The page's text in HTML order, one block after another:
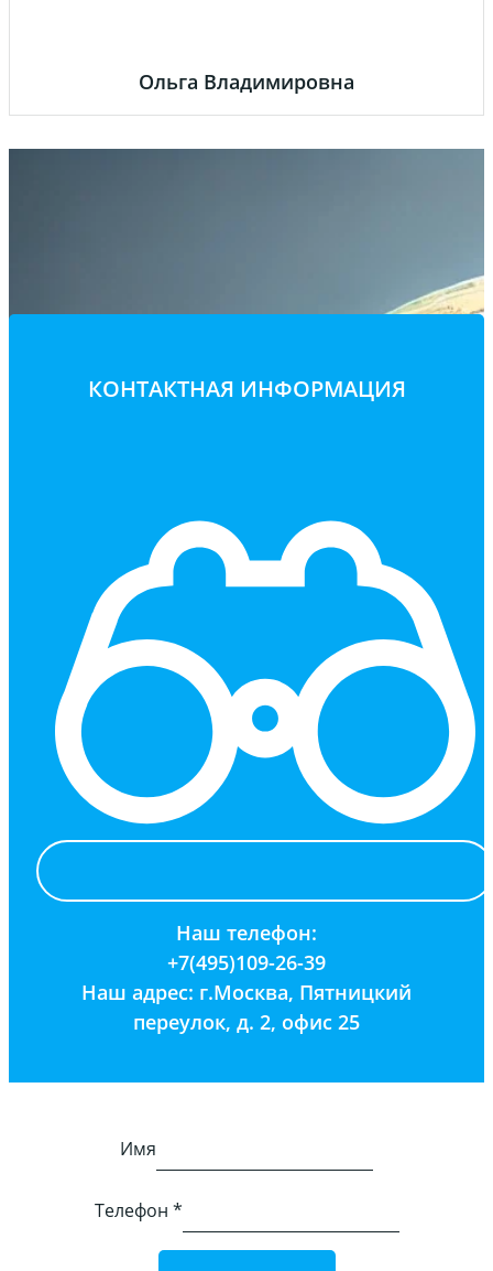
Ольга Владимировна
КОНТАКТНАЯ ИНФОРМАЦИЯ
Наш телефон:
+7(495)109-26-39
Наш адрес: г.Москва, Пятницкий
переулок, д. 2, офис 25
Имя
Телефон *